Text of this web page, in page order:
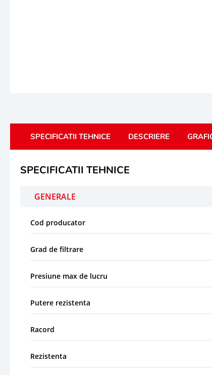
SPECIFICATII TEHNICE DESCRIERE
SPECIFICATII TEHNICE
GENERALE
Cod producator
Grad de filtrare
Presiune max de lucru
Putere rezistenta
Racord
Rezistenta